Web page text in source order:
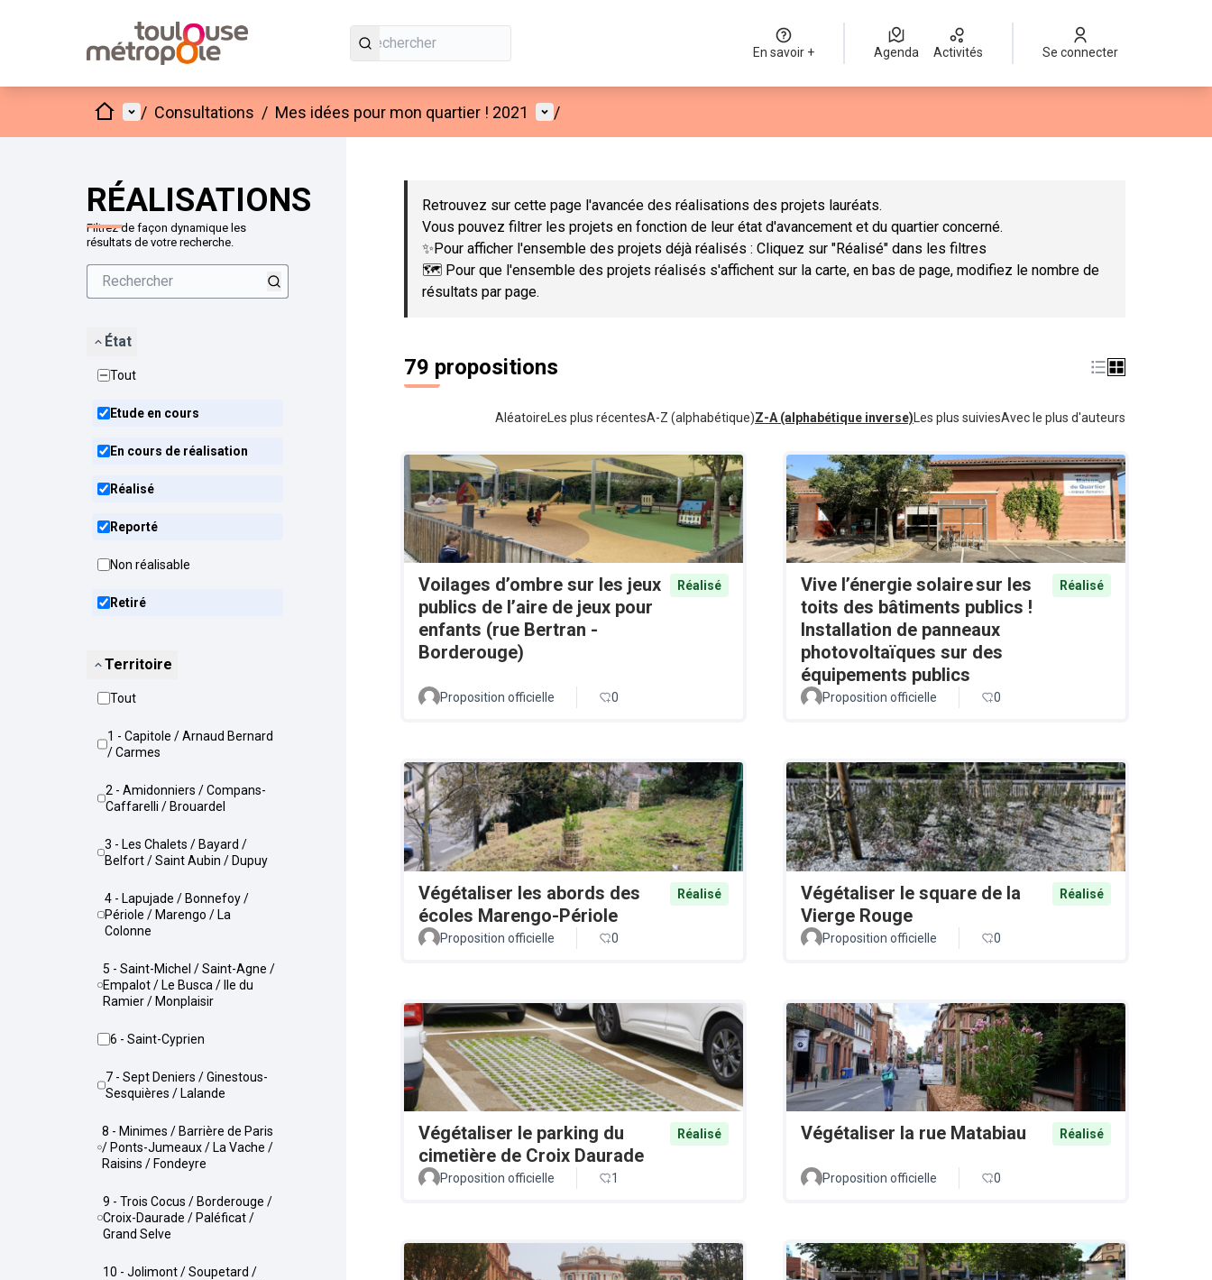
En savoir + Agenda Activités Se connecter
AccueilMenu principal
/ Consultations / Mes idées pour mon quartier ! 2021 Menu utilisateur
/
RÉALISATIONS
Filtrez de façon dynamique les
résultats de votre recherche.
État
Tout
Etude en cours
En cours de réalisation
Réalisé
Reporté
Non réalisable
Retiré
Territoire
Tout
1 - Capitole / Arnaud Bernard
/ Carmes
2 - Amidonniers / Compans-
Caffarelli / Brouardel
3 - Les Chalets / Bayard /
Belfort / Saint Aubin / Dupuy
4 - Lapujade / Bonnefoy /
Périole / Marengo / La
Colonne
5 - Saint-Michel / Saint-Agne /
Empalot / Le Busca / Ile du
Ramier / Monplaisir
6 - Saint-Cyprien
7 - Sept Deniers / Ginestous-
Sesquières / Lalande
8 - Minimes / Barrière de Paris
/ Ponts-Jumeaux / La Vache /
Raisins / Fondeyre
9 - Trois Cocus / Borderouge /
Croix-Daurade / Paléficat /
Grand Selve
10 - Jolimont / Soupetard /
Passer la carte
Retrouvez sur cette page l'avancée des réalisations des projets lauréats.
Vous pouvez filtrer les projets en fonction de leur état d'avancement et du quartier concerné.
✨Pour afficher l'ensemble des projets déjà réalisés : Cliquez sur "Réalisé" dans les filtres
🗺️ Pour que l'ensemble des projets réalisés s'affichent sur la carte, en bas de page, modifiez le nombre de
résultats par page.
79 propositions
Aléatoire Les plus récentesA-Z (alphabétique)Z-A (alphabétique inverse) Les plus suiviesAvec le plus d'auteurs
Voilages d’ombre sur les jeux
publics de l’aire de jeux pour
enfants (rue Bertran -
Borderouge)
Réalisé
Proposition officielle 0
Vive l’énergie solaire sur les
toits des bâtiments publics !
Installation de panneaux
photovoltaïques sur des
équipements publics
Réalisé
Proposition officielle 0
Végétaliser les abords des
écoles Marengo-Périole
Réalisé
Proposition officielle 0
Végétaliser le square de la
Vierge Rouge
Réalisé
Proposition officielle 0
Végétaliser le parking du
cimetière de Croix Daurade
Réalisé
Proposition officielle 1
Végétaliser la rue Matabiau Réalisé
Proposition officielle 0